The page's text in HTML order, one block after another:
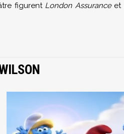
figurent London Assuranceet